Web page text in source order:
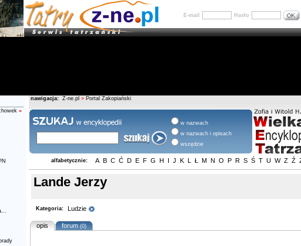
E-mail Hasło
»
nawigacja: Z-ne.pl » Portal Zakopiański
w nazwach
w nazwach i opisach
wszędzie
alfabetycznie: A B C Ć D E F G H I J K L Ł M N O P R S Ś T U W Z Ź
Lande Jerzy
Kategoria: Ludzie
opis forum(0)